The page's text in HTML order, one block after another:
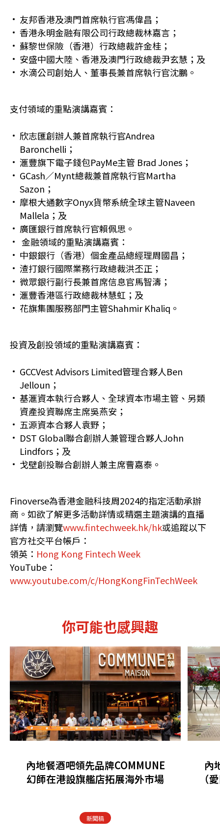
友邦香港及澳門首席執行官馮偉昌；
香港永明金融有限公司行政總裁林嘉言；
蘇黎世保險（香港）行政總裁許金桂；
安盛中國大陸、香港及澳門行政總裁尹玄慧；及
水滴公司創始人、董事長兼首席執行官沈鵬。
支付領域的重點演講嘉賓：
欣志匯創辦人兼首席執行官Andrea
Baronchelli；
滙豐旗下電子錢包PayMe主管 Brad Jones；
GCash／Mynt總裁兼首席執行官Martha
Sazon；
摩根大通數字Onyx貨幣系統全球主管Naveen
Mallela；及
廣匯銀行首席執行官賴佩思。
金融領域的重點演講嘉賓：
中銀銀行（香港）個金產品總經理周國昌；
渣打銀行國際業務行政總裁洪丕正；
微眾銀行副行長兼首席信息官馬智濤；
滙豐香港區行政總裁林慧虹；及
花旗集團服務部門主管Shahmir Khaliq。
投資及創投領域的重點演講嘉賓：
GCCVest Advisors Limited管理合夥人Ben
Jelloun；
基滙資本執行合夥人、全球資本市場主管、另類
資產投資聯席主席吳燕安；
五源資本合夥人袁野；
DST Global聯合創辦人兼管理合夥人John
Lindfors；及
戈壁創投聯合創辦人兼主席曹嘉泰。
Finoverse為香港金融科技周2024的指定活動承辦
商。如欲了解更多活動詳情或精選主題演講的直播
詳情，請瀏覽www.fintechweek.hk/hk或追蹤以下
官方社交平台帳戶：
領英： Hong Kong Fintech Week
YouTube：
www.youtube.com/c/HongKongFinTechWeek
你可能也感興趣
內地餐酒吧領先品牌COMMUNE
幻師在港設旗艦店拓展海外市場
新聞稿
內
（